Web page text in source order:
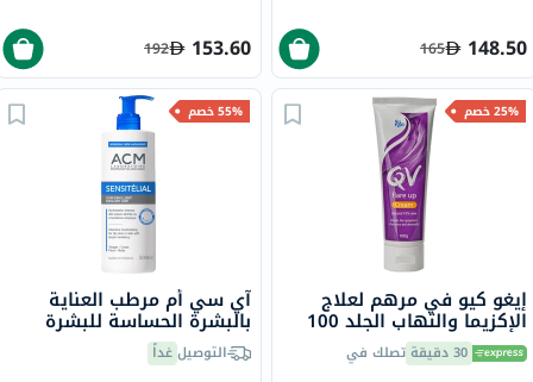
148.50
165
153.60
192
25% خصم
إيغو كيو في مرهم لعلاج
الإكزيما والتهاب الجلد 100
جرام 30 دقيقة تصلك في
55% خصم
آي سي أم مرطب العناية
بالبشرة الحساسة للبشرة
الجافة والمعرضة لحساسية
الجلد 500 ملالتوصيلغداً